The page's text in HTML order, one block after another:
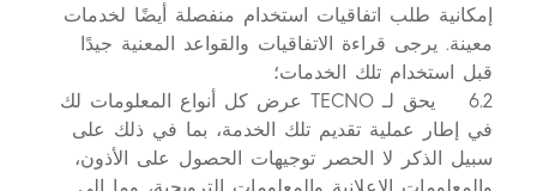
إمكانية طلب اتفاقيات استخدام منفصلة أيضًا لخدمات
معينة. يرجى قراءة الاتفاقيات والقواعد المعنية جيدًا
قبل استخدام تلك الخدمات؛
6.2 يحق لـ TECNO عرض كل أنواع المعلومات لك
في إطار عملية تقديم تلك الخدمة، بما في ذلك على
سبيل الذكر لا الحصر توجيهات الحصول على الأذون،